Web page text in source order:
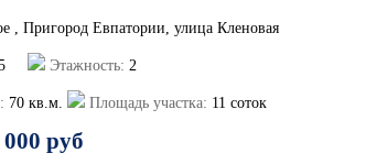
, Пригород Евпатории, улица Кленовая
Этажность: 2
70 кв.м. Площадь участка: 11 соток
руб